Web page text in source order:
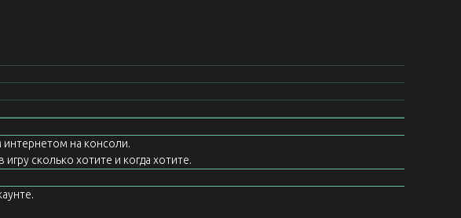
на консоли.
сколько хотите и когда хотите.